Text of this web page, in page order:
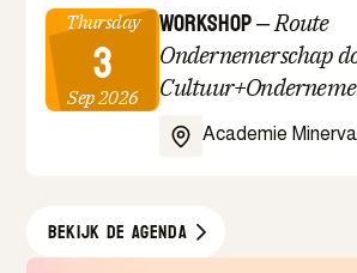
Thursday
3
Sep 2026
Workshop–Route
Ondernemerschap
Academie
Bekijk de agenda